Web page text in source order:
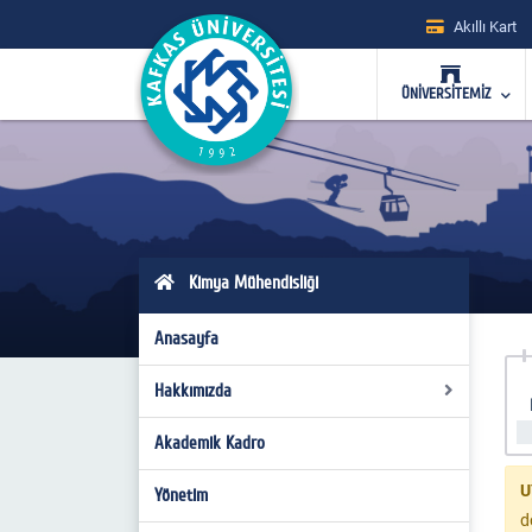
Akıllı Kart
ÜNİVERSİTEMİZ
Kimya Mühendisliği
Anasayfa
Hakkımızda
Bölüm Hakkında
Misyon ve Vizyon
Akademik Kadro
Yönetim